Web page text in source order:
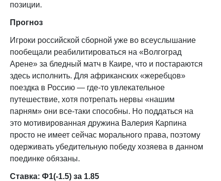
позиции.
Прогноз
Игроки российской сборной уже во всеуслышание
пообещали реабилитироваться на «Волгоград
Арене» за бледный матч в Каире, что и постараются
здесь исполнить. Для африканских «жеребцов»
поездка в Россию — где-то увлекательное
путешествие, хотя потрепать нервы «нашим
парням» они все-таки способны. Но поддаться на
это мотивированная дружина Валерия Карпина
просто не имеет сейчас морального права, поэтому
одерживать убедительную победу хозяева в данном
поединке обязаны.
Ставка: Ф1(-1.5) за 1.85